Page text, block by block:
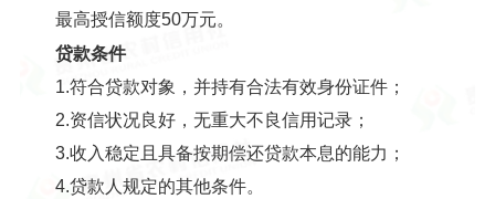
最高授信额度50万元。
贷款条件
1.符合贷款对象，并持有合法有效身份证件；
2.资信状况良好，无重大不良信用记录；
3.收入稳定且具备按期偿还贷款本息的能力；
4.贷款人规定的其他条件。